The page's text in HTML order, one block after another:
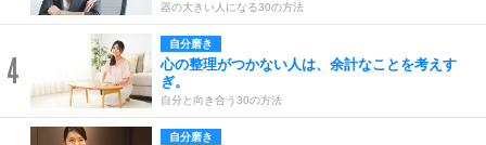
器の大きい人になる30の方法
4
自分磨き
心の整理がつかない人は、余計なことを考えす
ぎ。
自分と向き合う30の方法
自分磨き